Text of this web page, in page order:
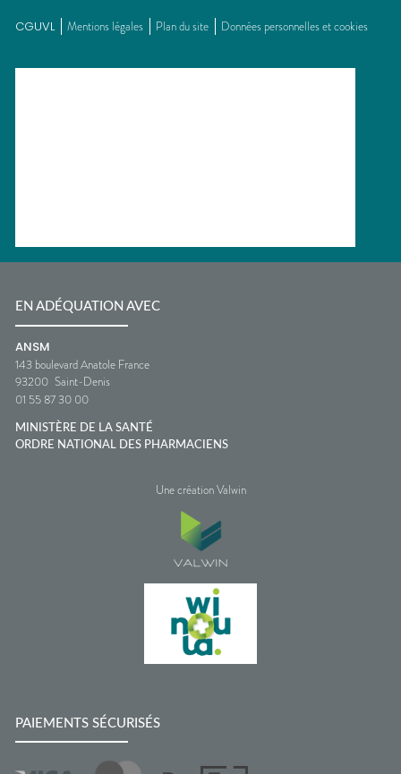
CGUVL Mentions légales Plan du site Données personnelles et cookies
EN ADÉQUATION AVEC
ANSM
143 boulevard Anatole France
93200 Saint-Denis
01 55 87 30 00
MINISTÈRE DE LA SANTÉ
ORDRE NATIONAL DES PHARMACIENS
Une création Valwin
PAIEMENTS SÉCURISÉS